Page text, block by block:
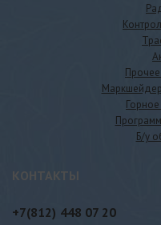
Б/у
КОНТАКТЫ
+7(812) 448 07 20